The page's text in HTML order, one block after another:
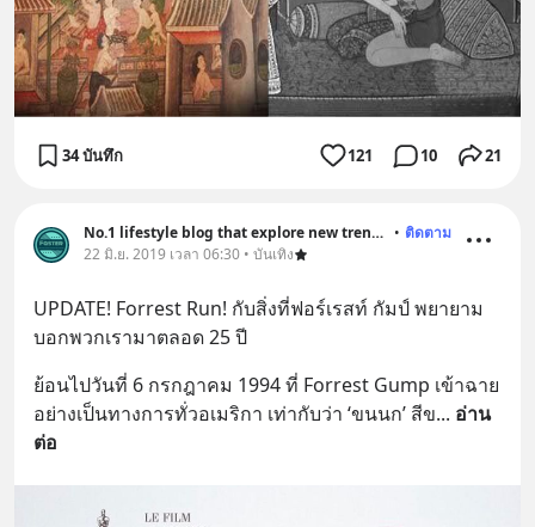
34 บันทึก 121 10 21
No.1 lifestyle blog that explore new trend and history • ติดตาม
22 มิ.ย. 2019 เวลา 06:30 • บันเทิง
UPDATE! Forrest Run! กับสิ่งที่ฟอร์เรสท์ กัมป์ พยายาม
บอกพวกเรามาตลอด 25 ปี
ย้อนไปวันที่ 6 กรกฎาคม 1994 ที่ Forrest Gump เข้าฉาย
อย่างเป็นทางการทั่วอเมริกา เท่ากับว่า ‘ขนนก’ สีข... อ่าน
ต่อ